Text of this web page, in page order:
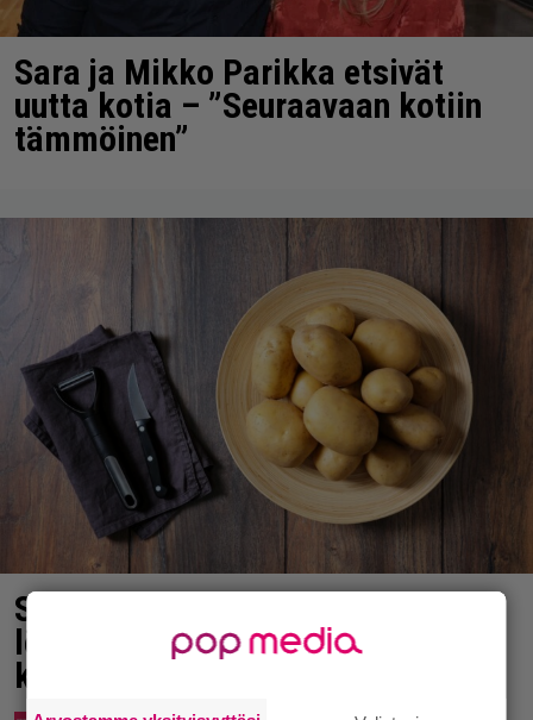
Sara ja Mikko Parikka etsivät
uutta kotia – ”Seuraavaan kotiin
tämmöinen”
Syötkö perunoita näin? Tutkijat
löysivät yhteyden vakavaan
kansansairauteen